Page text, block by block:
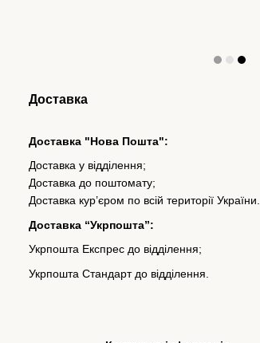
Доставка
Доставка "Нова Пошта":
Доставка у відділення;
Доставка до поштомату;
Доставка кур’єром по всій території України.
Доставка “Укрпошта”:
Укрпошта Експрес до відділення;
Укрпошта Стандарт до відділення.